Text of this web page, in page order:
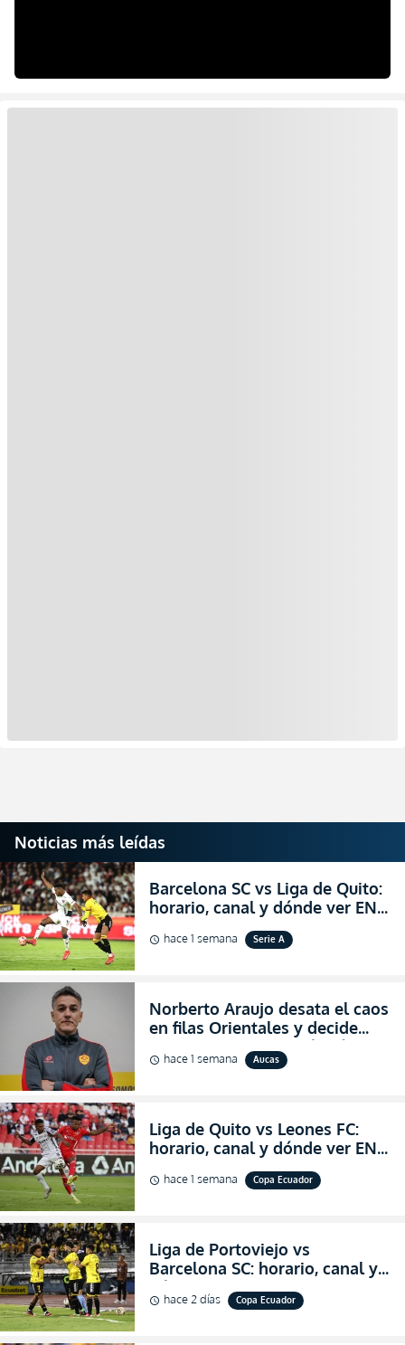
Noticias más leídas
Barcelona SC vs Liga de Quito:
horario, canal y dónde ver EN
VIVO la Fecha 22 de la LigaPro
2026
schedule hace 1 semana Serie A
Norberto Araujo desata el caos
en filas Orientales y decide
abandonar la dirección técnica
de Aucas
schedule hace 1 semana Aucas
Liga de Quito vs Leones FC:
horario, canal y dónde ver EN
VIVO los octavos de final de la
Copa Ecuador 2026
schedule hace 1 semana Copa Ecuador
Liga de Portoviejo vs
Barcelona SC: horario, canal y
dónde ver EN VIVO los octavos
de final de la Copa Ecuador
schedule hace 2 días Copa Ecuador